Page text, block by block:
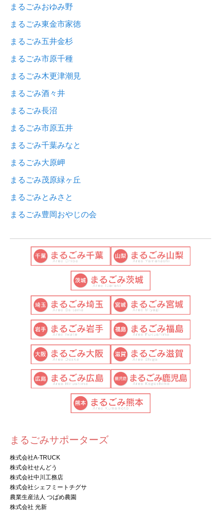
まるごみおゆみ野
まるごみ東金市家徳
まるごみ五井金杉
まるごみ市原千種
まるごみ木更津潮見
まるごみ酒々井
まるごみ長沼
まるごみ市原五井
まるごみ千葉みなと
まるごみ大原岬
まるごみ茂原緑ヶ丘
まるごみとみさと
まるごみ豊岡おやじの会
まるごみサポーターズ
株式会社A-TRUCK
株式会社せんどう
株式会社中川工務店
株式会社シェフミートチグサ
農業生産法人 つばめ農園
株式会社 光新